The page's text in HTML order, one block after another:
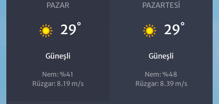
PAZAR
29°
Güneşli
Nem: %41
Rüzgar: 8.19 m/s
PAZARTESI
29°
Güneşli
Nem: %48
Rüzgar: 8.39 m/s